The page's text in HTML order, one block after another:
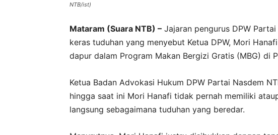
NTB/ist)
Mataram (Suara NTB) – Jajaran pengurus DPW
keras tuduhan yang menyebut Ketua DPW, Mori
dapur dalam Program Makan Bergizi Gratis (MBG) di
Ketua Badan Advokasi Hukum DPW Partai Nasdem
hingga saat ini Mori Hanafi tidak pernah memiliki
langsung sebagaimana tuduhan yang beredar.